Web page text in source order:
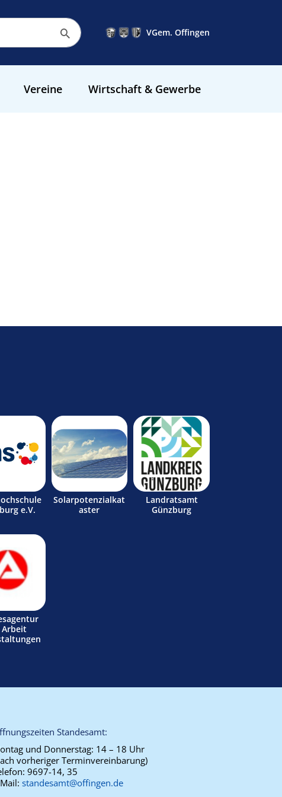
VGem. Offingen
Vereine Wirtschaft & Gewerbe
e.V.
Solarpotenzialkat
aster
Landratsamt
Günzburg
Standesamt:
und Donnerstag: 14 – 18 Uhr
vorheriger Terminvereinbarung)
9697-14, 35
Mail:standesamt@offingen.de